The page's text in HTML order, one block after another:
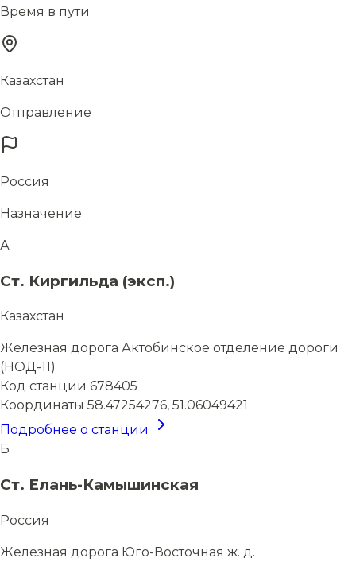
Время в пути
Казахстан
Отправление
Россия
Назначение
А
Ст. Киргильда (эксп.)
Казахстан
Железная дорога Актобинское отделение дороги
(НОД-11)
Код станции 678405
Координаты 58.47254276, 51.06049421
Подробнее о станции
Б
Ст. Елань-Камышинская
Россия
Железная дорога Юго-Восточная ж. д.